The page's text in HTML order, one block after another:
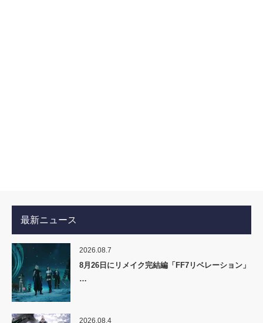
最新ニュース
2026.08.7
8月26日にリメイク完結編「FF7リベレーション」
…
2026.08.4